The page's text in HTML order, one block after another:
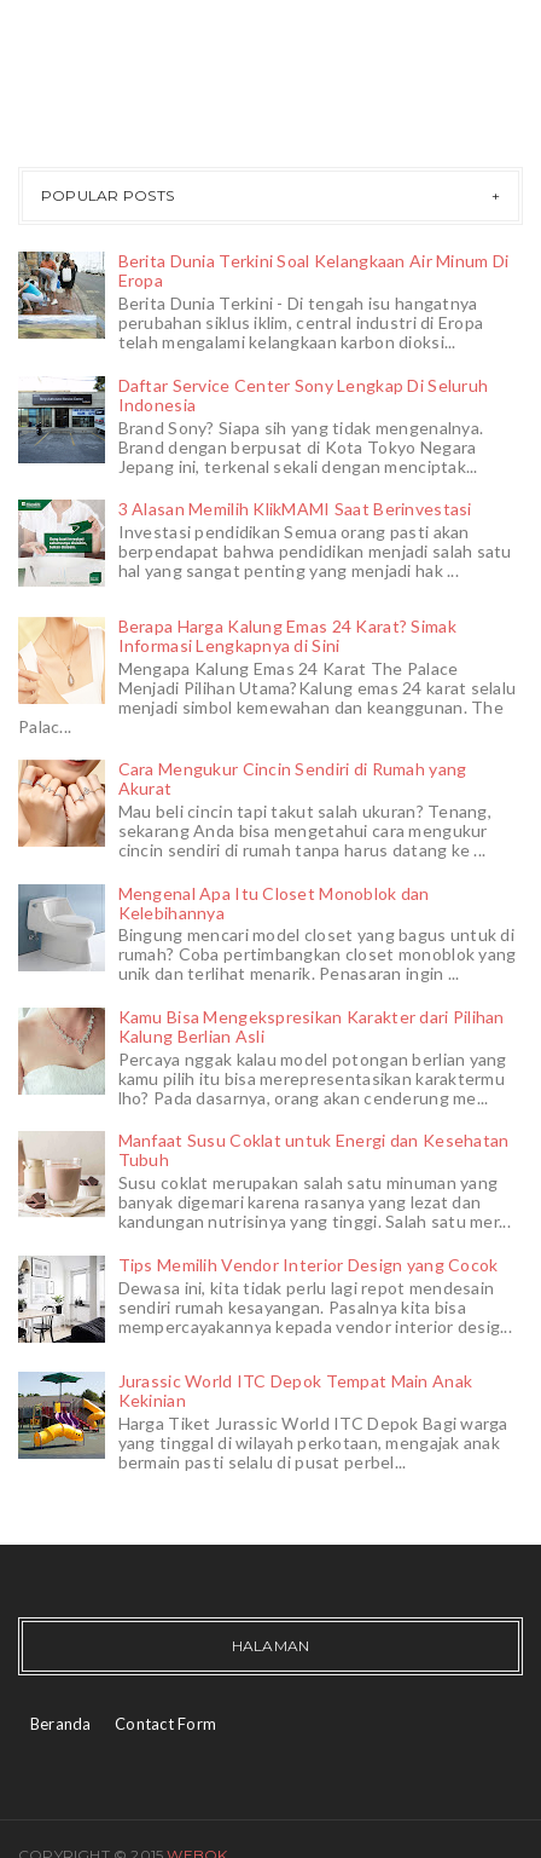
POPULAR POSTS
Berita Dunia Terkini Soal Kelangkaan Air Minum Di
Eropa
Berita Dunia Terkini - Di tengah isu hangatnya
perubahan siklus iklim, central industri di Eropa
telah mengalami kelangkaan karbon dioksi...
Daftar Service Center Sony Lengkap Di Seluruh
Indonesia
Brand Sony? Siapa sih yang tidak mengenalnya.
Brand dengan berpusat di Kota Tokyo Negara
Jepang ini, terkenal sekali dengan menciptak...
3 Alasan Memilih KlikMAMI Saat Berinvestasi
Investasi pendidikan Semua orang pasti akan
berpendapat bahwa pendidikan menjadi salah satu
hal yang sangat penting yang menjadi hak ...
Berapa Harga Kalung Emas 24 Karat? Simak
Informasi Lengkapnya di Sini
Mengapa Kalung Emas 24 Karat The Palace
Menjadi Pilihan Utama?Kalung emas 24 karat selalu
menjadi simbol kemewahan dan keanggunan. The
Palac...
Cara Mengukur Cincin Sendiri di Rumah yang
Akurat
Mau beli cincin tapi takut salah ukuran? Tenang,
sekarang Anda bisa mengetahui cara mengukur
cincin sendiri di rumah tanpa harus datang ke ...
Mengenal Apa Itu Closet Monoblok dan
Kelebihannya
Bingung mencari model closet yang bagus untuk di
rumah? Coba pertimbangkan closet monoblok yang
unik dan terlihat menarik. Penasaran ingin ...
Kamu Bisa Mengekspresikan Karakter dari Pilihan
Kalung Berlian Asli
Percaya nggak kalau model potongan berlian yang
kamu pilih itu bisa merepresentasikan karaktermu
lho? Pada dasarnya, orang akan cenderung me...
Manfaat Susu Coklat untuk Energi dan Kesehatan
Tubuh
Susu coklat merupakan salah satu minuman yang
banyak digemari karena rasanya yang lezat dan
kandungan nutrisinya yang tinggi. Salah satu mer...
Tips Memilih Vendor Interior Design yang Cocok
Dewasa ini, kita tidak perlu lagi repot mendesain
sendiri rumah kesayangan. Pasalnya kita bisa
mempercayakannya kepada vendor interior desig...
Jurassic World ITC Depok Tempat Main Anak
Kekinian
Harga Tiket Jurassic World ITC Depok Bagi warga
yang tinggal di wilayah perkotaan, mengajak anak
bermain pasti selalu di pusat perbel...
HALAMAN
Beranda Contact Form